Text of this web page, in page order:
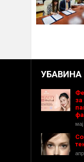
УБАВИНА